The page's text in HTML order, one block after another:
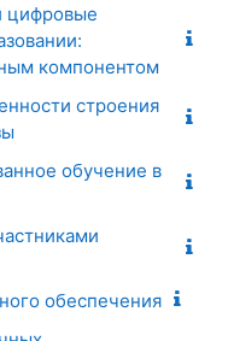
цифровые
компонентом
строения
обучение в
обеспечения